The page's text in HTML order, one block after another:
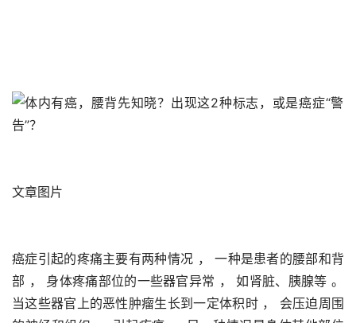
文章图片
癌症引起的疼痛主要有两种情况 ， 一种是患者的腰部和背
部 ， 身体疼痛部位的一些器官异常 ， 如肾脏、胰腺等 。
当这些器官上的恶性肿瘤生长到一定体积时 ， 会压迫周围